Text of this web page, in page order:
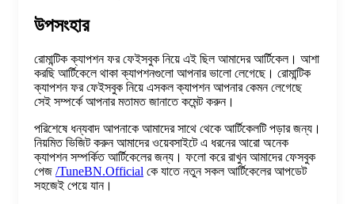
উপসংহার
রোমান্টিক ক্যাপশন ফর ফেইসবুক নিয়ে এই ছিল আমাদের আর্টিকেল। আশা
করছি আর্টিকেলে থাকা ক্যাপশনগুলো আপনার ভালো লেগেছে। রোমান্টিক
ক্যাপশন ফর ফেইসবুক নিয়ে এসকল ক্যাপশন আপনার কেমন লেগেছে
সেই সম্পর্কে আপনার মতামত জানাতে কমেন্ট করুন।
পরিশেষে ধন্যবাদ আপনাকে আমাদের সাথে থেকে আর্টিকেলটি পড়ার জন্য।
নিয়মিত ভিজিট করুন আমাদের ওয়েবসাইটে এ ধরনের আরো অনেক
ক্যাপশন সম্পর্কিত আর্টিকেলের জন্য। ফলো করে রাখুন আমাদের ফেসবুক
পেজ /TuneBN.Official কে যাতে নতুন সকল আর্টিকেলের আপডেট
সহজেই পেয়ে যান।